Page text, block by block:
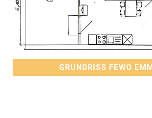
GRUNDRISS FEWO